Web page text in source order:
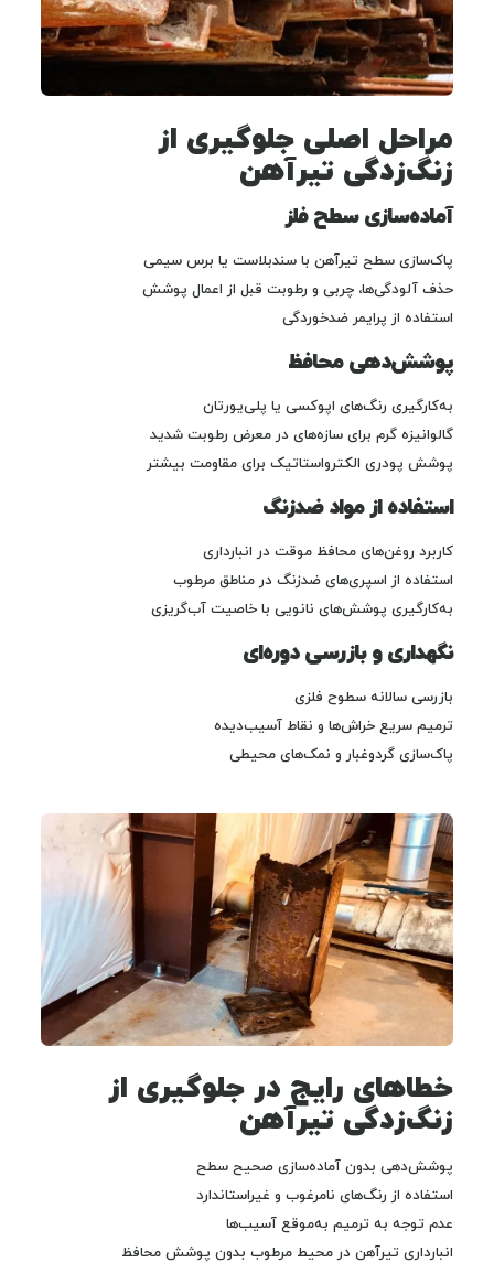
مراحل اصلی جلوگیری از
زنگ‌زدگی تیرآهن
آماده‌سازی سطح فلز
پاک‌سازی سطح تیرآهن با سندبلاست یا برس سیمی
حذف آلودگی‌ها، چربی و رطوبت قبل از اعمال پوشش
استفاده از پرایمر ضدخوردگی
پوشش‌دهی محافظ
به‌کارگیری رنگ‌های اپوکسی یا پلی‌یورتان
گالوانیزه گرم برای سازه‌های در معرض رطوبت شدید
پوشش پودری الکترواستاتیک برای مقاومت بیشتر
استفاده از مواد ضدزنگ
کاربرد روغن‌های محافظ موقت در انبارداری
استفاده از اسپری‌های ضدزنگ در مناطق مرطوب
به‌کارگیری پوشش‌های نانویی با خاصیت آب‌گریزی
نگهداری و بازرسی دوره‌ای
بازرسی سالانه سطوح فلزی
ترمیم سریع خراش‌ها و نقاط آسیب‌دیده
پاک‌سازی گردوغبار و نمک‌های محیطی
خطاهای رایج در جلوگیری از
زنگ‌زدگی تیرآهن
پوشش‌دهی بدون آماده‌سازی صحیح سطح
استفاده از رنگ‌های نامرغوب و غیراستاندارد
عدم توجه به ترمیم به‌موقع آسیب‌ها
انبارداری تیرآهن در محیط مرطوب بدون پوشش محافظ